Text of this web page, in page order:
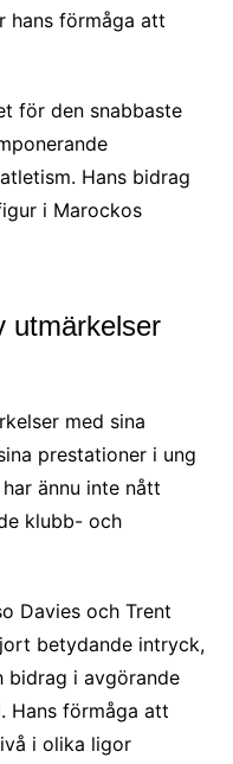
hans förmåga att
för den snabbaste
Hans bidrag
i Marockos
utmärkelser
med sina
prestationer i ung
ännu inte nått
klubb- och
Davies och Trent
betydande intryck,
bidrag i avgörande
Hans förmåga att
i olika ligor